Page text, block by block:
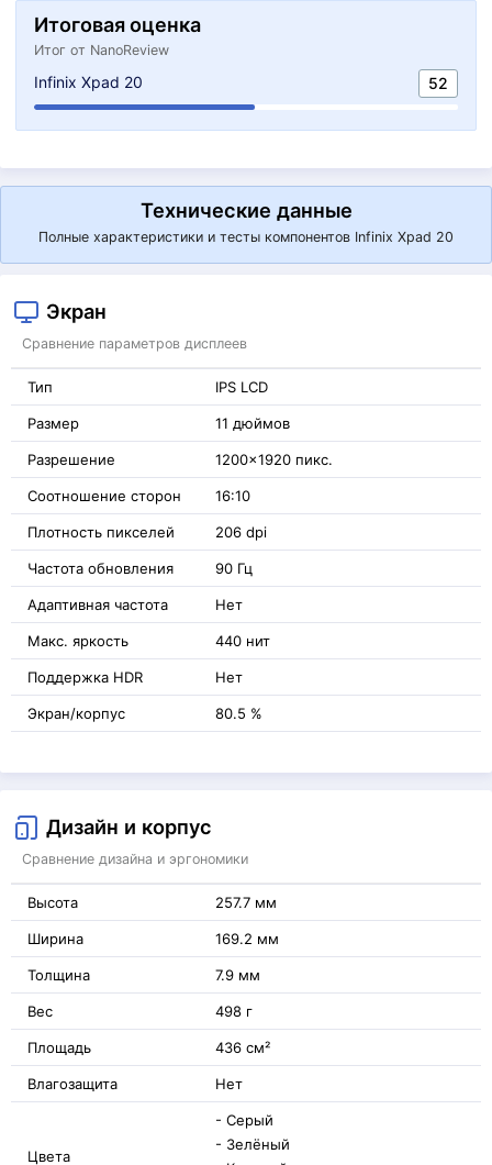
Итоговая оценка
Итог от NanoReview
Infinix Xpad 20 52
Технические данные
Полные характеристики и тесты компонентов Infinix Xpad 20
Экран
Сравнение параметров дисплеев
Тип IPS LCD
Размер 11 дюймов
Разрешение 1200x1920 пикс.
Соотношение сторон 16:10
Плотность пикселей 206 dpi
Частота обновления 90 Гц
Адаптивная частота Нет
Макс. яркость 440 нит
Поддержка HDR Нет
Экран/корпус 80.5 %
Дизайн и корпус
Сравнение дизайна и эргономики
Высота 257.7 мм
Ширина 169.2 мм
Толщина 7.9 мм
Вес 498 г
Площадь 436 см²
Влагозащита Нет
Цвета
- Серый
- Зелёный